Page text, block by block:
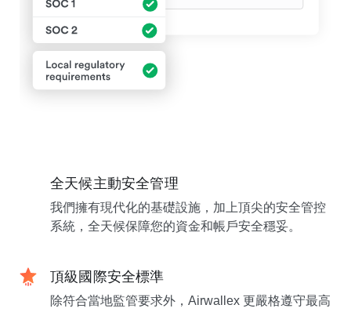
全天候主動安全管理
我們擁有現代化的基礎設施，加上頂尖的安全管控
系統，全天候保障您的資金和帳戶安全穩妥。
頂級國際安全標準
除符合當地監管要求外，Airwallex 更嚴格遵守最高